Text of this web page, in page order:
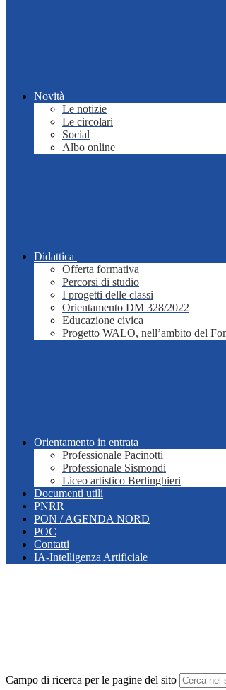
Novità
Le notizie
Le circolari
Social
Albo online
Didattica
Offerta formativa
Percorsi di studio
I progetti delle classi
Orientamento DM 328/2022
Educazione civica
Progetto WALO, nell’ambito del
Orientamento in entrata
Professionale Pacinotti
Professionale Sismondi
Liceo artistico Berlinghieri
Documenti utili
PNRR
PON / AGENDA NORD
POC
Contatti
IA-Intelligenza Artificiale
Campo di ricerca per le pagine del sito